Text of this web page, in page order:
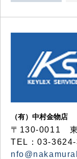
（有）中村金物店
〒130-0011 東
TEL：03-